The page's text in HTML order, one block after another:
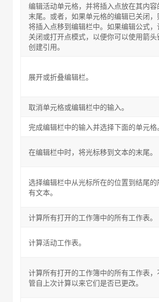
编辑活动单元格，并将插入点放在其内容
末尾。或者，如果单元格的编辑已关闭，
将插入点移到编辑栏中。如果编辑公式，
关闭或打开点模式，以便你可以使用箭头
创建引用。
展开或折叠编辑栏。
取消单元格或编辑栏中的输入。
完成编辑栏中的输入并选择下面的单元格。
在编辑栏中时，将光标移到文本的末尾。
选择编辑栏中从光标所在的位置到结尾的
有文本。
计算所有打开的工作簿中的所有工作表。
计算活动工作表。
计算所有打开的工作簿中的所有工作表，
管自上次计算以来它们是否已更改。